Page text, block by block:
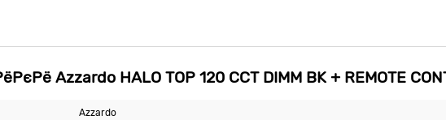
Azzardo HALO TOP 120 CCT DIMM BK + REMOTE
Azzardo